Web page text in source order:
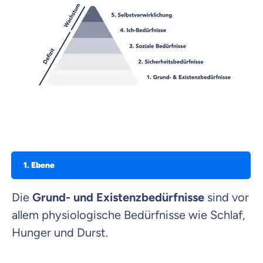
1. Ebene
Die Grund- und Existenzbedürfnisse sind vor
allem physiologische Bedürfnisse wie Schlaf,
Hunger und Durst.